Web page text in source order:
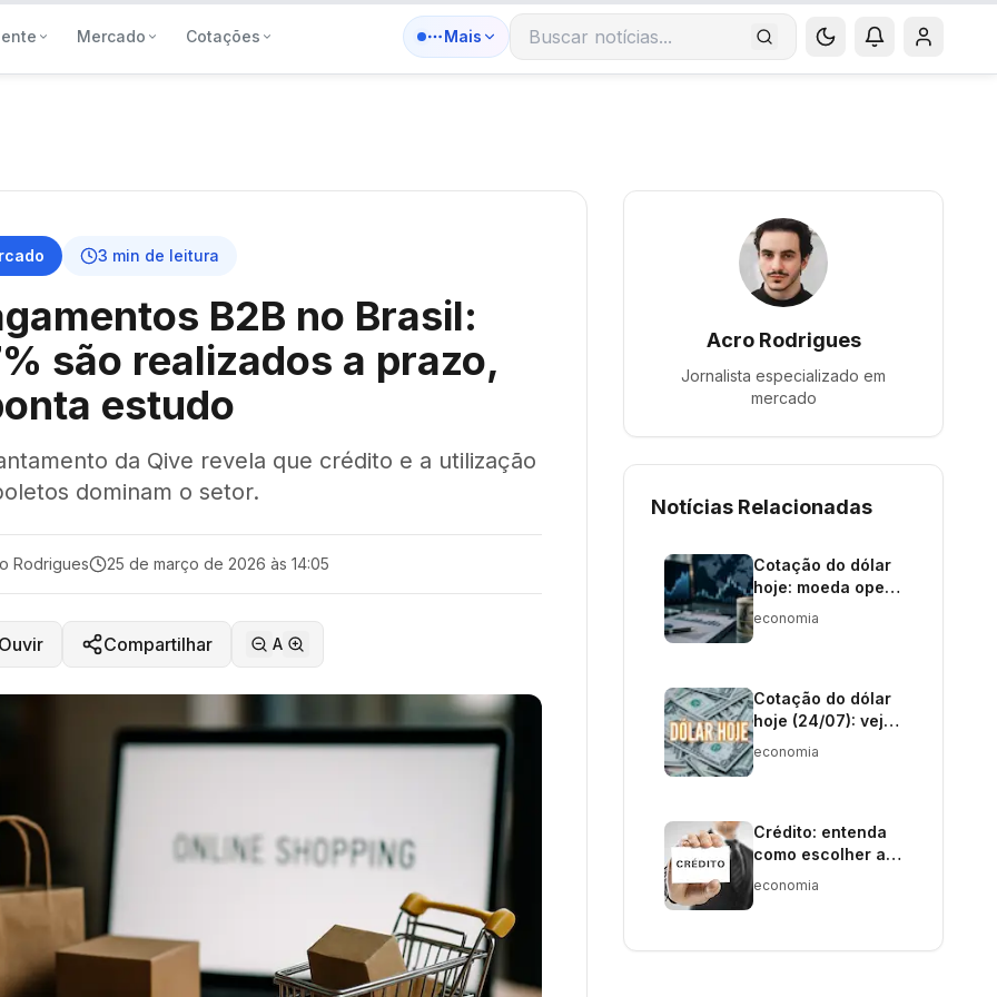
Mercado Cotações Mais
Buscar notícias
3 min de leitura
B2B no Brasil:
são realizados a prazo,
estudo
da Qive revela que crédito e a utilização
dominam o setor.
Rodrigues 25 de março de 2026 às 14:05
Compartilhar A
Acro Rodrigues
Jornalista especializado em
mercado
Notícias Relacionadas
Cotação do dólar
hoje: moeda opera
próxima de R$ 5,12
economia
Cotação do dólar
hoje (24/07): veja
o valor atualizado
economia
Crédito: entenda
como escolher a
melhor opção e
economia